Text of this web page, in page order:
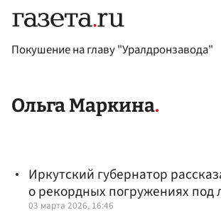
Покушение на главу "Уралдронзавода"
Ольга Маркина
Иркутский губернатор
о рекордных погружениях под
03 марта 2026, 16:46